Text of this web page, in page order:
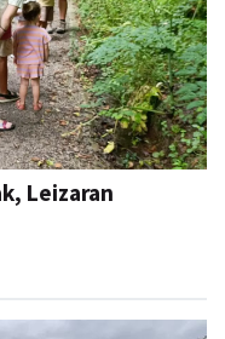
Leizaran